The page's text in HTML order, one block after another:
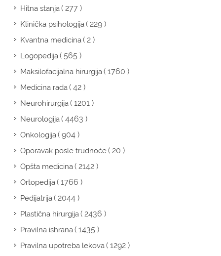
Hitna stanja( 277 )
Klinička psihologija( 229 )
Kvantna medicina( 2 )
Logopedija( 565 )
Maksilofacijalna hirurgija( 1760 )
Medicina rada( 42 )
Neurohirurgija( 1201 )
Neurologija( 4463 )
Onkologija( 904 )
Oporavak posle trudnoće( 20 )
Opšta medicina( 2142 )
Ortopedija( 1766 )
Pedijatrija( 2044 )
Plastična hirurgija( 2436 )
Pravilna ishrana( 1435 )
Pravilna upotreba lekova( 1292 )